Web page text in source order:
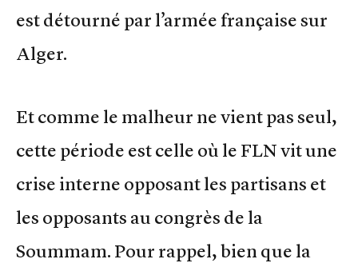
est détourné par l’armée française sur
Alger.
Et comme le malheur ne vient pas seul,
cette période est celle où le FLN vit une
crise interne opposant les partisans et
les opposants au congrès de la
Soummam. Pour rappel, bien que la